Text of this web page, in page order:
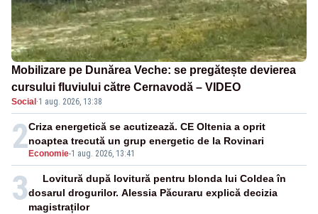
Mobilizare pe Dunărea Veche: se pregătește devierea
cursului fluviului către Cernavodă – VIDEO
Social ·1 aug. 2026, 13:38
2 Economie-1 aug. 2026, 13:41
Criza energetică se acutizează. CE Oltenia a oprit
noaptea trecută un grup energetic de la Rovinari
3
Lovitură după lovitură pentru blonda lui Coldea în
dosarul drogurilor. Alessia Păcuraru explică decizia
magistraților